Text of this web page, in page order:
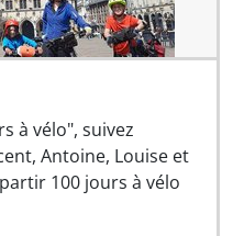
à vélo", suivez
Antoine, Louise et
100 jours à vélo